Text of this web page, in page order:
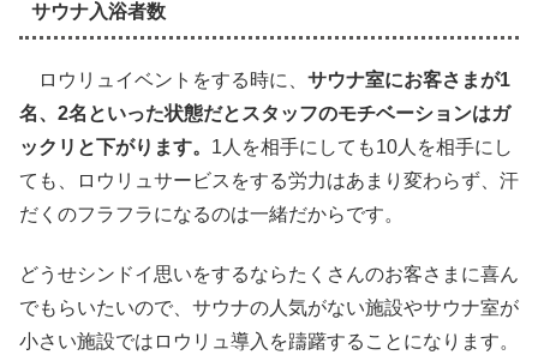
サウナ入浴者数
ロウリュイベントをする時に、 サウナ室にお客さまが1
名、2名といった状態だとスタッフのモチベーションはガ
ックリと下がります。 1人を相手にしても10人を相手にし
ても、ロウリュサービスをする労力はあまり変わらず、汗
だくのフラフラになるのは一緒だからです。
どうせシンドイ思いをするならたくさんのお客さまに喜ん
でもらいたいので、サウナの人気がない施設やサウナ室が
小さい施設ではロウリュ導入を躊躇することになります。